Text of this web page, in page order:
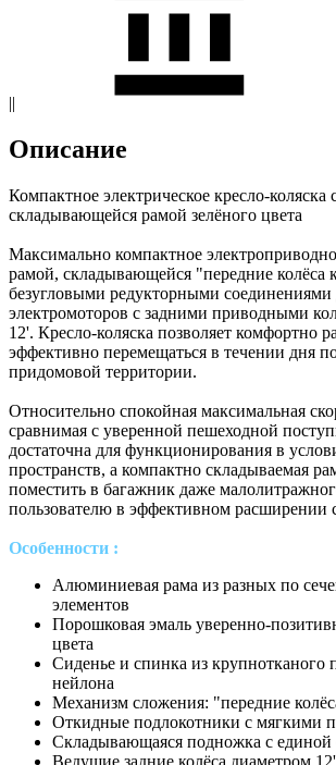
||
Описание
Компактное электрическое кресло-коляска
складывающейся рамой зелёного цвета
Максимально компактное
рамой, складывающейся "передние колёса
безугловыми редукторными соединениями
электромоторов с задними приводными
12'. Кресло-коляска позволяет комфортно
эффективно перемещаться в течении дня
придомовой территории.
Относительно спокойная максимальная
сравнимая с уверенной пешеходной
достаточна для функционирования в
пространств, а компактно складываемая
поместить в багажник даже
пользователю в эффективном расширении
Особенности :
Алюминиевая рама из разных по
элементов
Порошковая эмаль уверенно-
цвета
Сиденье и спинка из крупнотканого
нейлона
Механизм сложения: "передние
Откидные подлокотники с мягкими
Складывающаяся подножка с
Ведущие задние колёса диаметром